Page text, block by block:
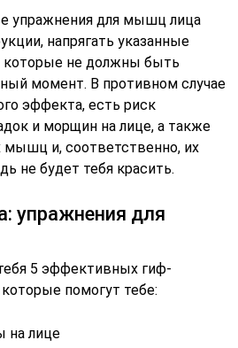
упражнения для мышц лица
напрягать указанные
не должны быть
момент. В противном случае
эффекта, есть риск
и морщин на лице, а также
мышц и, соответственно, их
не будет тебя красить.
упражнения для
5 эффективных гиф-
помогут тебе:
на лице